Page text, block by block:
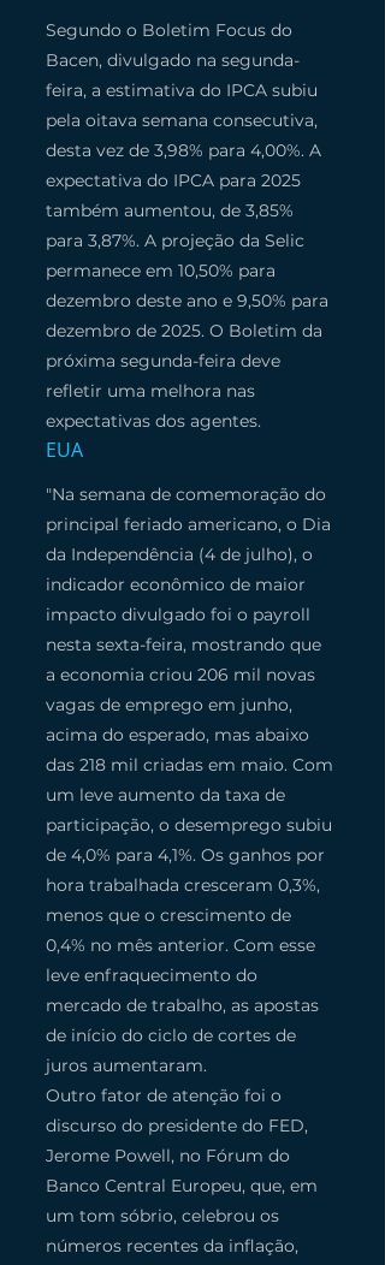
Segundo o Boletim Focus do
Bacen, divulgado na segunda-
feira, a estimativa do IPCA subiu
pela oitava semana consecutiva,
desta vez de 3,98% para 4,00%. A
expectativa do IPCA para 2025
também aumentou, de 3,85%
para 3,87%. A projeção da Selic
permanece em 10,50% para
dezembro deste ano e 9,50% para
dezembro de 2025. O Boletim da
próxima segunda-feira deve
refletir uma melhora nas
expectativas dos agentes.
EUA
"Na semana de comemoração do
principal feriado americano, o Dia
da Independência (4 de julho), o
indicador econômico de maior
impacto divulgado foi o payroll
nesta sexta-feira, mostrando que
a economia criou 206 mil novas
vagas de emprego em junho,
acima do esperado, mas abaixo
das 218 mil criadas em maio. Com
um leve aumento da taxa de
participação, o desemprego subiu
de 4,0% para 4,1%. Os ganhos por
hora trabalhada cresceram 0,3%,
menos que o crescimento de
0,4% no mês anterior. Com esse
leve enfraquecimento do
mercado de trabalho, as apostas
de início do ciclo de cortes de
juros aumentaram.
Outro fator de atenção foi o
discurso do presidente do FED,
Jerome Powell, no Fórum do
Banco Central Europeu, que, em
um tom sóbrio, celebrou os
números recentes da inflação,